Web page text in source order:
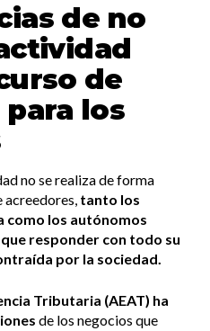
de no
de
los
no se realiza de forma
acreedores, tanto los
como los autónomos
responder con todo su
por la sociedad.
Tributaria (AEAT) ha
de los negocios que